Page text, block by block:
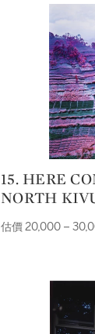
15. HERE COME THE WARM JETS,
NORTH
估價 20,000 –